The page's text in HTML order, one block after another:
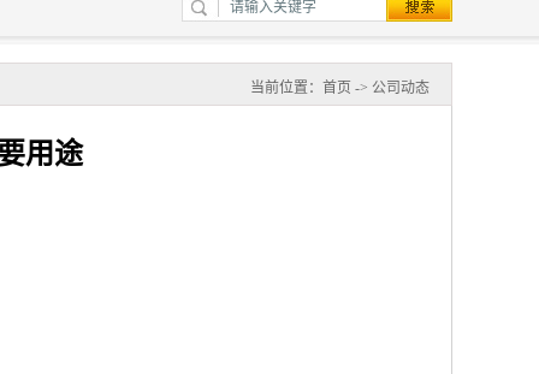
当前位置： 首页 -> 公司动态
用途